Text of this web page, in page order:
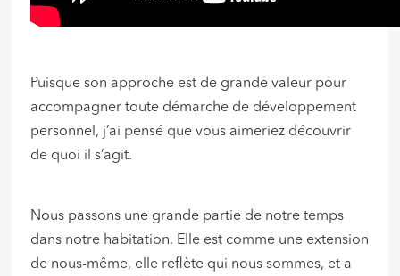
Puisque son approche est de grande valeur pour
accompagner toute démarche de développement
personnel, j’ai pensé que vous aimeriez découvrir
de quoi il s’agit.
Nous passons une grande partie de notre temps
dans notre habitation. Elle est comme une extension
de nous-même, elle reflète qui nous sommes, et a